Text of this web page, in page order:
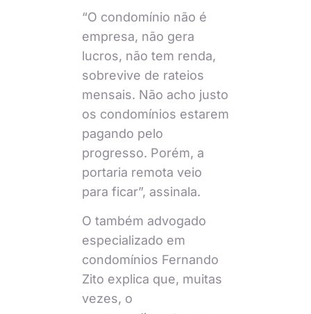
“O condomínio não é
empresa, não gera
lucros, não tem renda,
sobrevive de rateios
mensais. Não acho justo
os condomínios estarem
pagando pelo
progresso. Porém, a
portaria remota veio
para ficar”, assinala.
O também advogado
especializado em
condomínios Fernando
Zito explica que, muitas
vezes, o